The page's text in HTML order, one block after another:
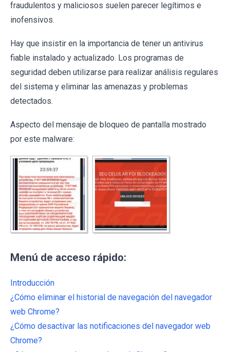
fraudulentos y maliciosos suelen parecer legítimos e
inofensivos.
Hay que insistir en la importancia de tener un antivirus
fiable instalado y actualizado. Los programas de
seguridad deben utilizarse para realizar análisis regulares
del sistema y eliminar las amenazas y problemas
detectados.
Aspecto del mensaje de bloqueo de pantalla mostrado
por este malware:
Menú de acceso rápido:
Introducción
¿Cómo eliminar el historial de navegación del navegador
web Chrome?
¿Cómo desactivar las notificaciones del navegador web
Chrome?